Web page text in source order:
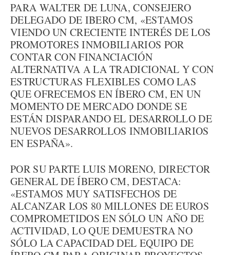
PARA WALTER DE LUNA, CONSEJERO
DELEGADO DE IBERO CM, «ESTAMOS
VIENDO UN CRECIENTE INTERÉS DE LOS
PROMOTORES INMOBILIARIOS POR
CONTAR CON FINANCIACIÓN
ALTERNATIVA A LA TRADICIONAL Y CON
ESTRUCTURAS FLEXIBLES COMO LAS
QUE OFRECEMOS EN ÍBERO CM, EN UN
MOMENTO DE MERCADO DONDE SE
ESTÁN DISPARANDO EL DESARROLLO DE
NUEVOS DESARROLLOS INMOBILIARIOS
EN ESPAÑA».
POR SU PARTE LUIS MORENO, DIRECTOR
GENERAL DE ÍBERO CM, DESTACA:
«ESTAMOS MUY SATISFECHOS DE
ALCANZAR LOS 80 MILLONES DE EUROS
COMPROMETIDOS EN SÓLO UN AÑO DE
ACTIVIDAD, LO QUE DEMUESTRA NO
SÓLO LA CAPACIDAD DEL EQUIPO DE